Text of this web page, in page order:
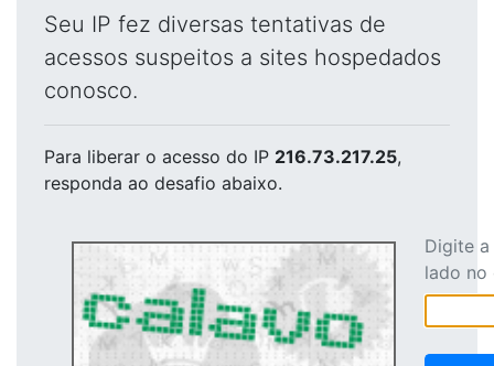
Seu IP fez diversas tentativas de
acessos suspeitos a sites hospedados
conosco.
Para liberar o acesso do IP 216.73.217.25,
responda ao desafio abaixo.
Digite
lado no